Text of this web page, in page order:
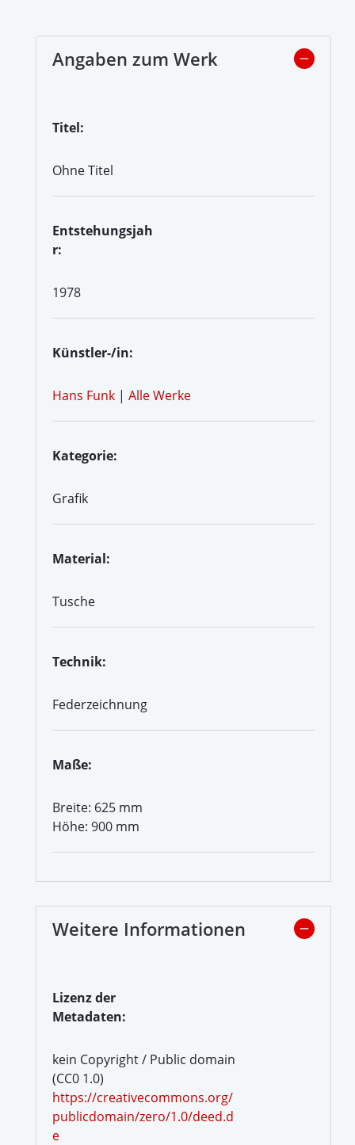
Angaben zum Werk
Titel:
Ohne Titel
Entstehungsjah
r:
1978
Künstler-/in:
Hans Funk | Alle Werke
Kategorie:
Grafik
Material:
Tusche
Technik:
Federzeichnung
Maße:
Breite: 625 mm
Höhe: 900 mm
Weitere Informationen
Lizenz der
Metadaten:
kein Copyright / Public domain
(CC0 1.0)
https://creativecommons.org/
publicdomain/zero/1.0/deed.d
e